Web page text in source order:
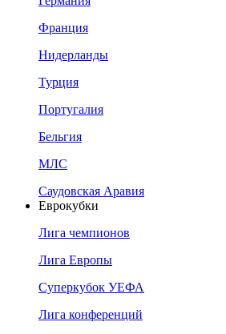
Франция
Нидерланды
Турция
Португалия
Бельгия
МЛС
Саудовская Аравия
Еврокубки
Лига чемпионов
Лига Европы
Суперкубок УЕФА
Лига конференций